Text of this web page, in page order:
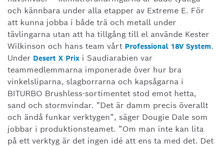
och kännbara under alla etapper av Extreme E. För
att kunna jobba i både trä och metall under
tävlingarna utan att ha tillgång till el använde Kester
Wilkinson och hans team vårt Professional 18V System.
Under Desert X Prix i Saudiarabien var
teammedlemmarna imponerade över hur bra
vinkelsliparna, slagborrarna och kapsågarna i
BITURBO Brushless-sortimentet stod emot hetta,
sand och stormvindar. ”Det är damm precis överallt
och ändå funkar verktygen”, säger Dougie Dale som
jobbar i produktionsteamet. ”Om man inte kan lita
på ett verktyg är det ingen idé att ens ta med det. Det